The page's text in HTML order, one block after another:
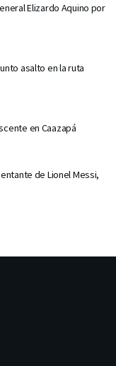
Elizardo Aquino por
asalto en la ruta
en Caazapá
de Lionel Messi,